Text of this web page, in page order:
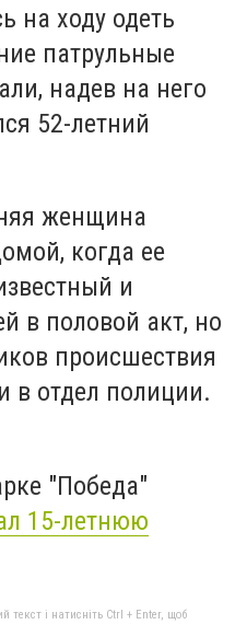
на ходу одеть
патрульные
надев на него
52-летний
женщина
когда ее
и
в половой акт, но
происшествия
в отдел полиции.
"Победа"
15-летнюю
текст і натисніть Ctrl + Enter, щоб